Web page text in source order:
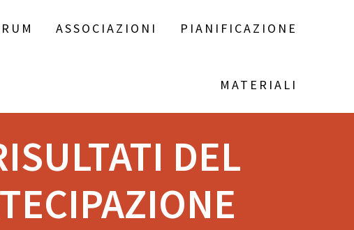
ASSOCIAZIONI PIANIFICAZIONE
MATERIALI
DEL